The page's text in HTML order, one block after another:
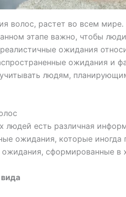
волос, растет во всем
этапе важно, чтобы
ожидания
ожидания и
людям,
людей есть различная
ожидания, которые
сформированные в